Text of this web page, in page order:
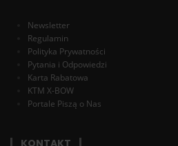
Newsletter
Regulamin
Polityka Prywatności
Pytania i Odpowiedzi
Karta Rabatowa
KTM X-BOW
Portale Piszą o Nas